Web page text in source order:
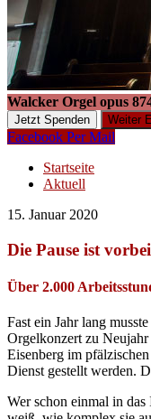
Walcker Orgel opus
Jetzt Spenden Weiter
Facebook Per Mail
Startseite
Aktuell
15. Januar 2020
Die Pause ist vorbei
Über 2.000
Fast ein Jahr lang
Orgelkonzert zu
Eisenberg im
Dienst gestellt werden.
Wer schon einmal in